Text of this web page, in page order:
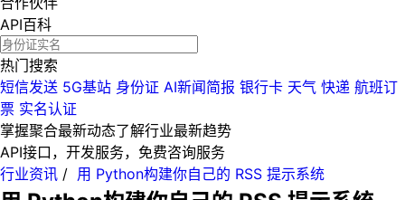
API百科
热门搜索
短信发送 5G基站 身份证 AI新闻简报 银行卡 天气 快递 航班订
票 实名认证
掌握聚合最新动态了解行业最新趋势
API接口，开发服务，免费咨询服务
行业资讯 / 用 Python构建你自己的 RSS 提示系统